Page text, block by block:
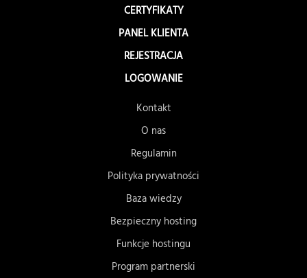
CERTYFIKATY
PANEL KLIENTA
REJESTRACJA
LOGOWANIE
Kontakt
O nas
Regulamin
Polityka prywatności
Baza wiedzy
Bezpieczny hosting
Funkcje hostingu
Program partnerski